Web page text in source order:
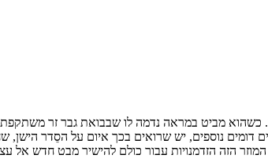
מביט במראה נדמה לו שבבואת גבר זר
נוספים, יש שרואים בכך איום על הסֵדר הישן,
הזה הזדמנויות עבור כולם להישיר מבט חדש אל